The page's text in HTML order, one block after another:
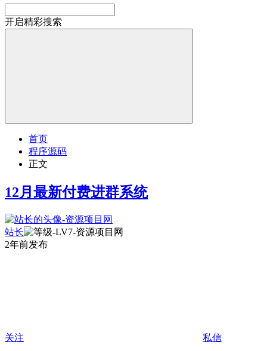
开启精彩搜索
首页
程序源码
正文
12月最新付费进群系统
站长
2年前发布
关注 私信